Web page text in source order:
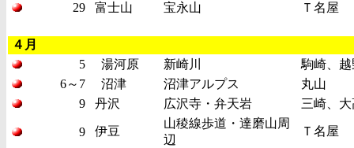
29
富士山 宝永山 Ｔ名屋
４月
5
湯河原 新崎川
駒崎、越
6～7
沼津 沼津アルプス
丸山
9
丹沢 広沢寺・弁天岩 三崎、
9 伊豆
山稜線歩道・達磨山周
辺
Ｔ名屋